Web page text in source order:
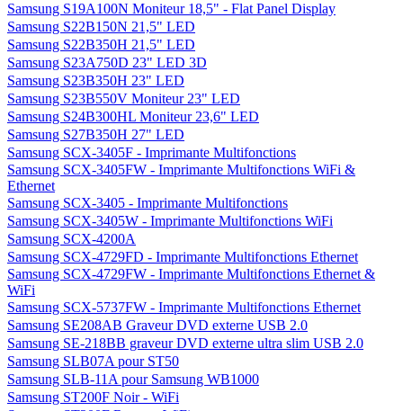
Samsung S19A100N Moniteur 18,5" - Flat Panel Display
Samsung S22B150N 21,5" LED
Samsung S22B350H 21,5" LED
Samsung S23A750D 23" LED 3D
Samsung S23B350H 23" LED
Samsung S23B550V Moniteur 23" LED
Samsung S24B300HL Moniteur 23,6" LED
Samsung S27B350H 27" LED
Samsung SCX-3405F - Imprimante Multifonctions
Samsung SCX-3405FW - Imprimante Multifonctions WiFi &
Ethernet
Samsung SCX-3405 - Imprimante Multifonctions
Samsung SCX-3405W - Imprimante Multifonctions WiFi
Samsung SCX-4200A
Samsung SCX-4729FD - Imprimante Multifonctions Ethernet
Samsung SCX-4729FW - Imprimante Multifonctions Ethernet &
WiFi
Samsung SCX-5737FW - Imprimante Multifonctions Ethernet
Samsung SE208AB Graveur DVD externe USB 2.0
Samsung SE-218BB graveur DVD externe ultra slim USB 2.0
Samsung SLB07A pour ST50
Samsung SLB-11A pour Samsung WB1000
Samsung ST200F Noir - WiFi